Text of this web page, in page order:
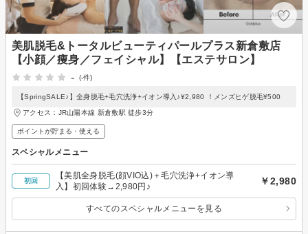
美肌脱毛&トータルビューティパールプラス新倉敷店
【小顔／痩身／フェイシャル】【エステサロン】
-
(-件)
【SpringSALE♪】全身脱毛+毛穴洗浄+イオン導入♪¥2,980 ！メンズヒゲ脱毛¥500
アクセス：JR山陽本線 新倉敷駅 徒歩3分
ポイントが貯まる・使える
スペシャルメニュー
初回
【美肌全身脱毛(顔VIO込)＋毛穴洗浄+イオン導
入】初回体験→2,980円♪
￥2,980
すべてのスペシャルメニューを見る